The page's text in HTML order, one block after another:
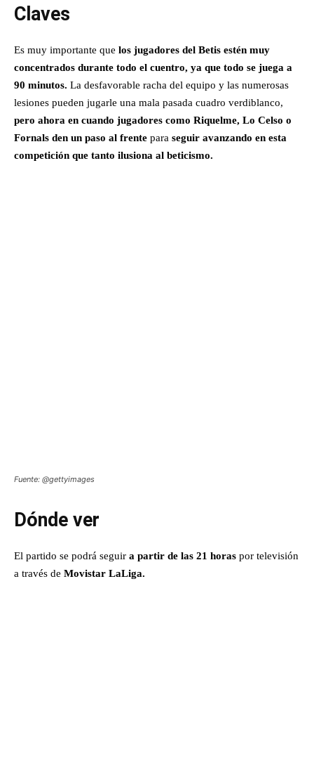
Claves
Es muy importante que los jugadores del Betis estén muy
concentrados durante todo el cuentro, ya que todo se juega a
90 minutos. La desfavorable racha del equipo y las numerosas
lesiones pueden jugarle una mala pasada cuadro verdiblanco,
pero ahora en cuando jugadores como Riquelme, Lo Celso o
Fornals den un paso al frente para seguir avanzando en esta
competición que tanto ilusiona al beticismo.
Fuente: @gettyimages
Dónde ver
El partido se podrá seguir a partir de las 21 horas por televisión
a través de Movistar LaLiga.